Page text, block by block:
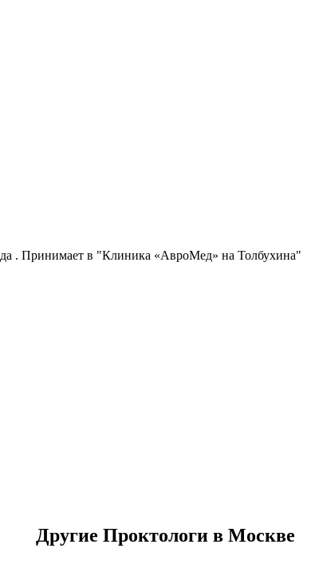
. Принимает в "Клиника «АвроМед» на Толбухина"
Другие Проктологи в Москве